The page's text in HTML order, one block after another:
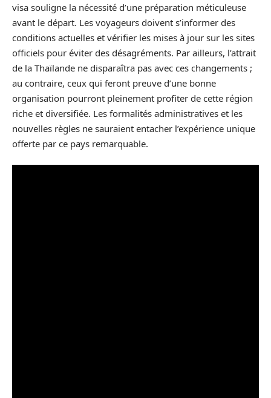
visa souligne la nécessité d’une préparation méticuleuse
avant le départ. Les voyageurs doivent s’informer des
conditions actuelles et vérifier les mises à jour sur les sites
officiels pour éviter des désagréments. Par ailleurs, l’attrait
de la Thaïlande ne disparaîtra pas avec ces changements ;
au contraire, ceux qui feront preuve d’une bonne
organisation pourront pleinement profiter de cette région
riche et diversifiée. Les formalités administratives et les
nouvelles règles ne sauraient entacher l’expérience unique
offerte par ce pays remarquable.